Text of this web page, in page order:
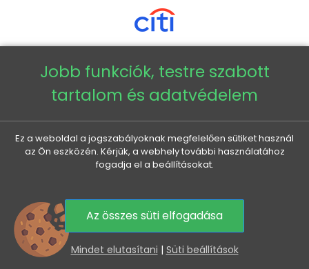
Copyright © 2026 - Veneti™
Veneti CZ
Veneti SK
0
Jobb funkciók, testre szabott
tartalom és adatvédelem
Ez a weboldal a jogszabályoknak megfelelően sütiket használ
az Ön eszközén. Kérjük, a webhely további használatához
fogadja el a beállításokat.
Az összes süti elfogadása
Mindet elutasítani | Süti beállítások